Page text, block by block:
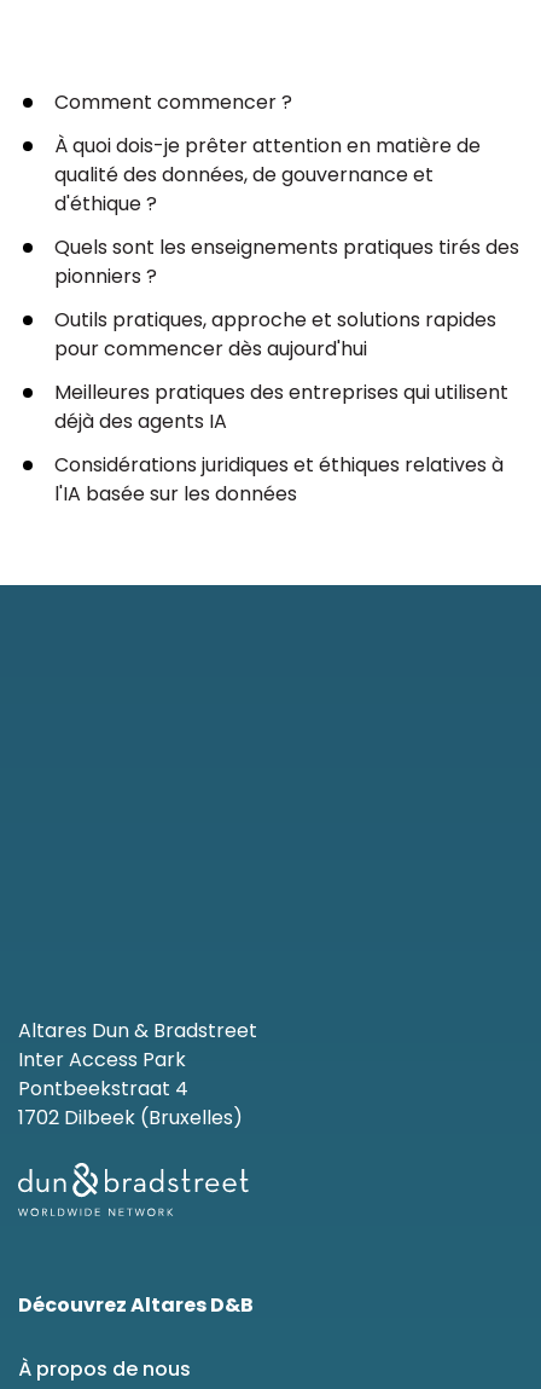
Comment commencer ?
À quoi dois-je prêter attention en matière de
qualité des données, de gouvernance et
d'éthique ?
Quels sont les enseignements pratiques tirés des
pionniers ?
Outils pratiques, approche et solutions rapides
pour commencer dès aujourd'hui
Meilleures pratiques des entreprises qui utilisent
déjà des agents IA
Considérations juridiques et éthiques relatives à
l'IA basée sur les données
Altares Dun & Bradstreet
Inter Access Park
Pontbeekstraat 4
1702 Dilbeek (Bruxelles)
Découvrez Altares D&B
À propos de nous